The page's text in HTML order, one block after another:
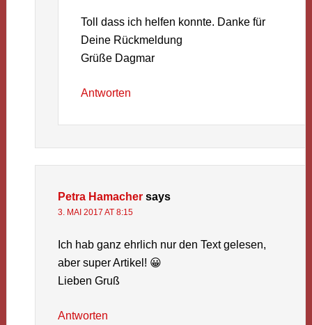
Toll dass ich helfen konnte. Danke für
Deine Rückmeldung
Grüße Dagmar
Antworten
Petra Hamacher says
3. MAI 2017 AT 8:15
Ich hab ganz ehrlich nur den Text gelesen,
aber super Artikel! 😀
Lieben Gruß
Antworten